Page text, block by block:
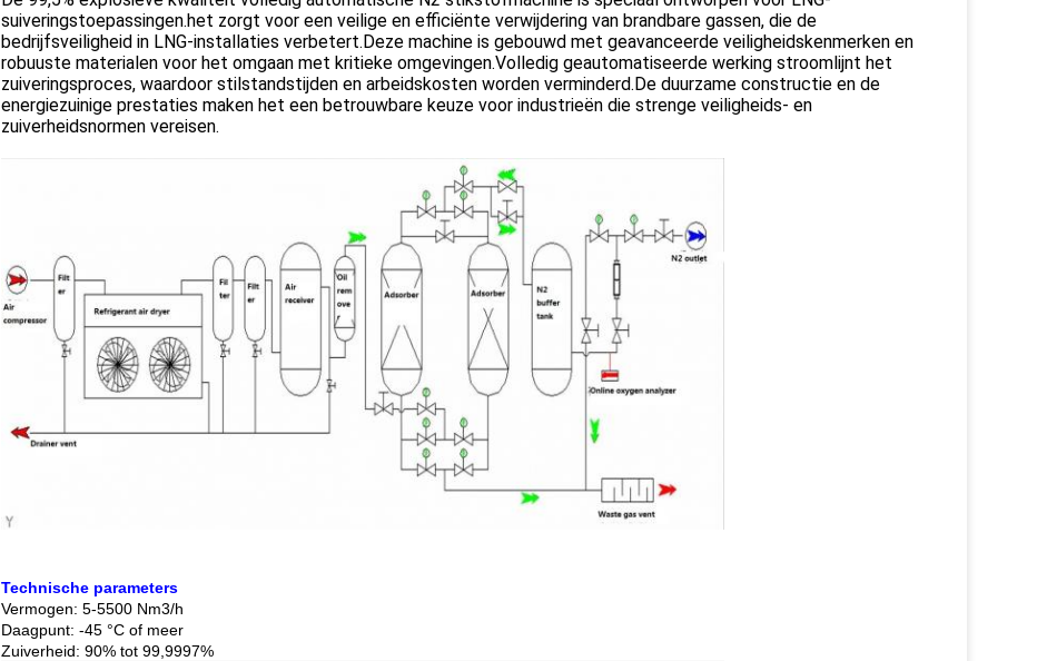
suiveringstoepassingen.het zorgt voor een veilige en efficiënte verwijdering van brandbare gassen, die de
bedrijfsveiligheid in LNG-installaties verbetert.Deze machine is gebouwd met geavanceerde veiligheidskenmerken en
robuuste materialen voor het omgaan met kritieke omgevingen.Volledig geautomatiseerde werking stroomlijnt het
zuiveringsproces, waardoor stilstandstijden en arbeidskosten worden verminderd.De duurzame constructie en de
energiezuinige prestaties maken het een betrouwbare keuze voor industrieën die strenge veiligheids- en
zuiverheidsnormen vereisen.
Technische parameters
Vermogen: 5-5500 Nm3/h
Daagpunt: -45 °C of meer
Zuiverheid: 90% tot 99,9997%